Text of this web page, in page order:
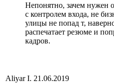
Непонятно, зачем нужен
с контролем входа, не
улицы не попад т,
распечатает резюме и
кадров.
Aliyar I. 21.06.2019